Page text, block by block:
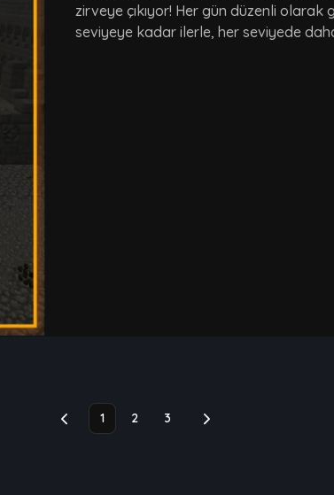
zirveye çıkıyor! Her gün düzenli
seviyeye kadar ilerle, her seviyede
1 2 3